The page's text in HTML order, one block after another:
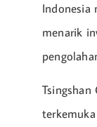
menarik